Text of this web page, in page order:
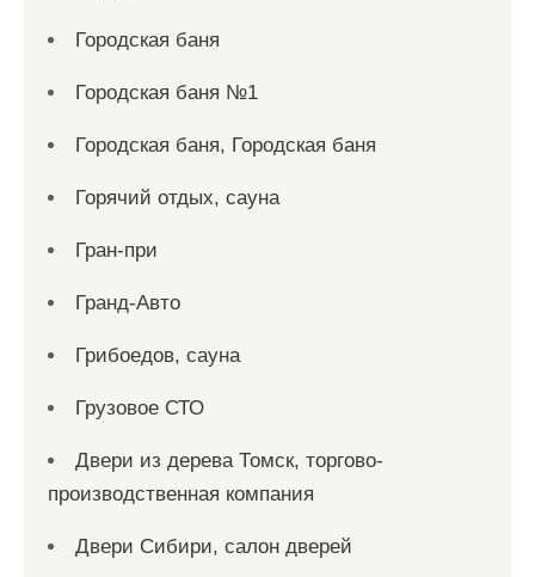
Городская баня
Городская баня №1
Городская баня, Городская баня
Горячий отдых, сауна
Гран-при
Гранд-Авто
Грибоедов, сауна
Грузовое СТО
Двери из дерева Томск, торгово-
производственная компания
Двери Сибири, салон дверей